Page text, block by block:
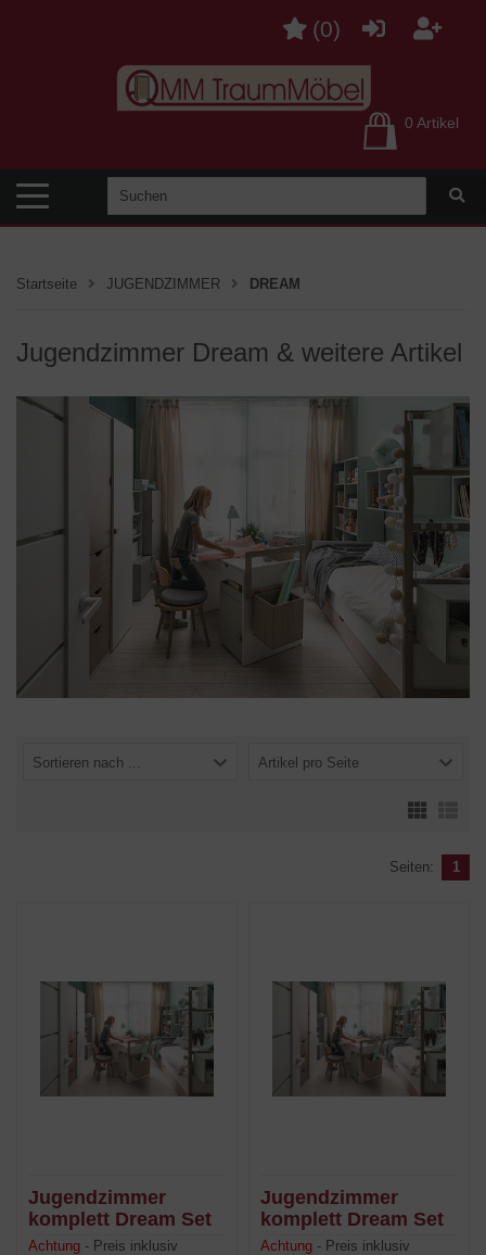
(0)
0 Artikel
Startseite JUGENDZIMMER DREAM
Jugendzimmer Dream & weitere Artikel
Sortieren nach ... Artikel pro Seite
Seiten: 1
Jugendzimmer
komplett Dream Set
A
Achtung - Preis inklusiv
Jugendzimmer
komplett Dream Set
B
Achtung - Preis inklusiv